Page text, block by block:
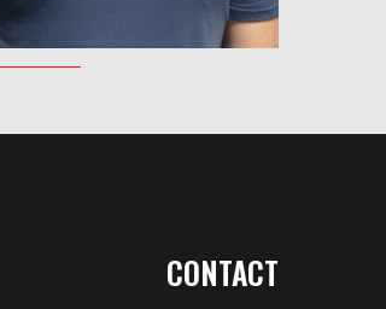
CONTACT